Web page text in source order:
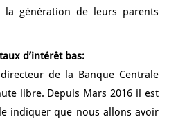
la génération de leurs parents
d’intérêt bas:
de la Banque Centrale
libre. Depuis Mars 2016 il est
indiquer que nous allons avoir